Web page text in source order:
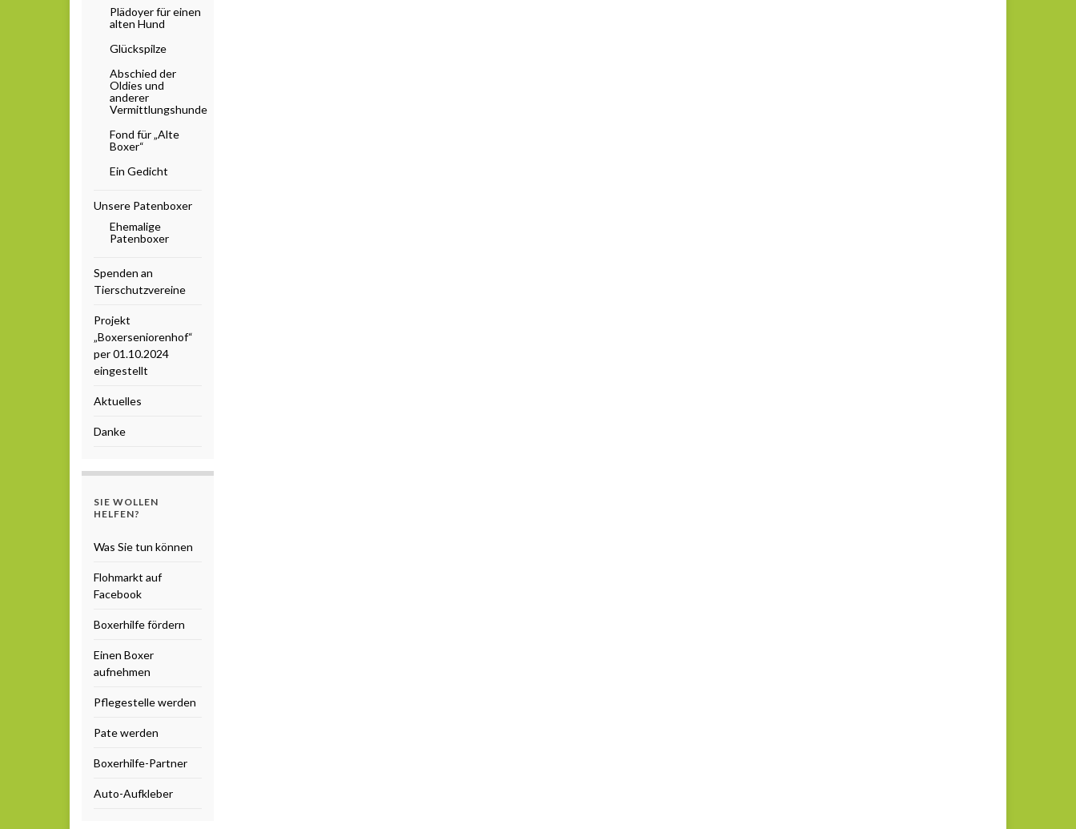
Plädoyer für einen
alten Hund
Glückspilze
Abschied der
Oldies und
anderer
Vermittlungshunde
Fond für „Alte
Boxer“
Ein Gedicht
Unsere Patenboxer
Ehemalige
Patenboxer
Spenden an
Tierschutzvereine
Projekt
„Boxerseniorenhof“
per 01.10.2024
eingestellt
Aktuelles
Danke
SIE WOLLEN
HELFEN?
Was Sie tun können
Flohmarkt auf
Facebook
Boxerhilfe fördern
Einen Boxer
aufnehmen
Pflegestelle werden
Pate werden
Boxerhilfe-Partner
Auto-Aufkleber